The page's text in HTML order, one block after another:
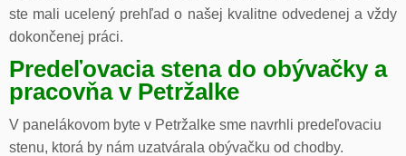
ste mali ucelený prehľad o našej kvalitne odvedenej a vždy
dokončenej práci.
Predeľovacia stena do obývačky a
pracovňa v Petržalke
V panelákovom byte v Petržalke sme navrhli predeľovaciu
stenu, ktorá by nám uzatvárala obývačku od chodby.